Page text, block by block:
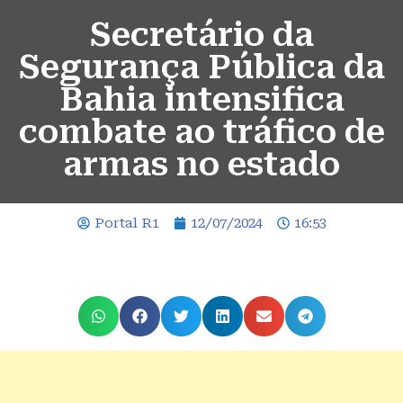
Secretário da
Segurança Pública da
Bahia intensifica
combate ao tráfico de
armas no estado
Portal R1 12/07/2024 16:53